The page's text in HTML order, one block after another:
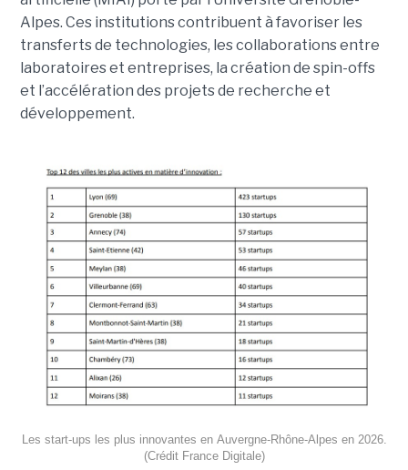
Alpes. Ces institutions contribuent à favoriser les
transferts de technologies, les collaborations entre
laboratoires et entreprises, la création de spin-offs
et l’accélération des projets de recherche et
développement.
Les start-ups les plus innovantes en Auvergne-Rhône-Alpes en 2026.
(Crédit France Digitale)